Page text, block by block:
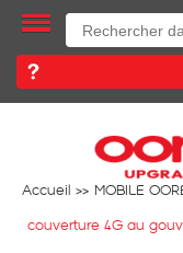
Accueil
MOBILE
couverture 4G au